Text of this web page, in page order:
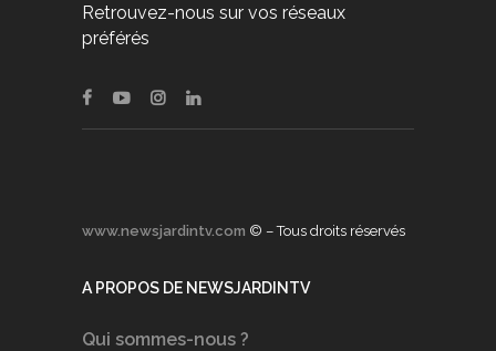
Retrouvez-nous sur vos réseaux
préférés
www.newsjardintv.com © – Tous droits réservés
A PROPOS DE NEWSJARDINTV
Qui sommes-nous ?